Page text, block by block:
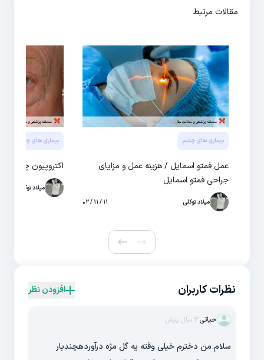
مقالات مرتبط
بیماری های چشم
عمل فمتو اسمایل / هزینه عمل و مزایای
جراحی فمتو اسمایل
میلاد توکلی ۱۱ / ۱۱ / ۰۲
بیماری های چشم
اکتروپیون چشم
میلاد توکلی
نظرات کاربران افزودن نظر
حیاتی3 سال پیش
سلام.من دخترم خیلی وقته یه گل مژه درآوردهچندبار